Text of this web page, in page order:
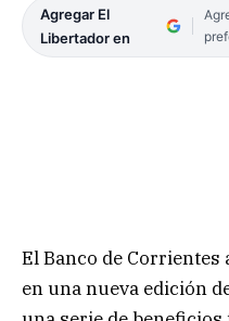
Agregar El
Libertador en
El Banco de
en una nueva edición